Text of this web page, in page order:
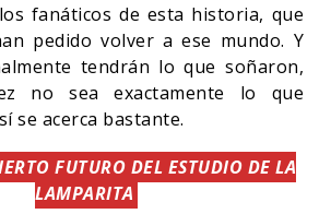
fanáticos de esta historia, que
pedido volver a ese mundo. Y
tendrán lo que soñaron,
no sea exactamente lo que
se acerca bastante.
FUTURO DEL ESTUDIO DE LA
LAMPARITA